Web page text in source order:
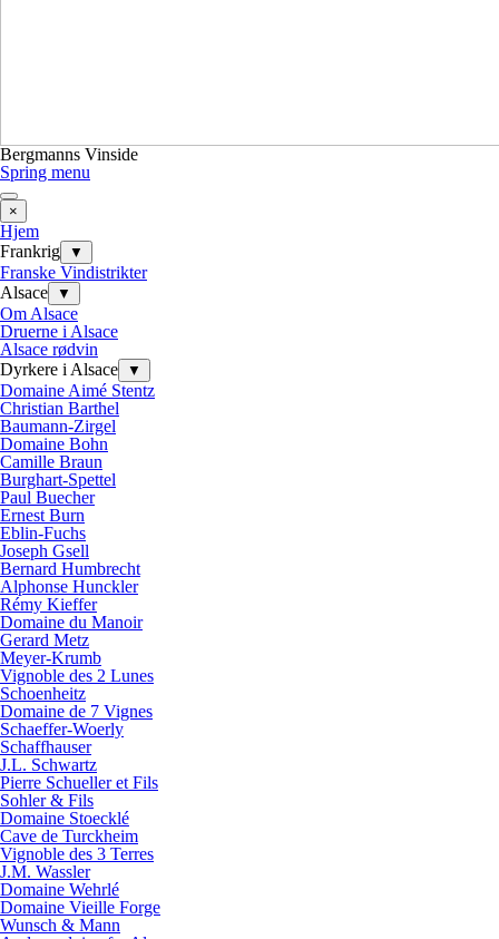
Bergmanns Vinside
Spring menu
×
Hjem
Frankrig
▼
Franske Vindistrikter
Alsace
▼
Om Alsace
Druerne i Alsace
Alsace rødvin
Dyrkere i Alsace
▼
Domaine Aimé Stentz
Christian Barthel
Baumann-Zirgel
Domaine Bohn
Camille Braun
Burghart-Spettel
Paul Buecher
Ernest Burn
Eblin-Fuchs
Joseph Gsell
Bernard Humbrecht
Alphonse Hunckler
Rémy Kieffer
Domaine du Manoir
Gerard Metz
Meyer-Krumb
Vignoble des 2 Lunes
Schoenheitz
Domaine de 7 Vignes
Schaeffer-Woerly
Schaffhauser
J.L. Schwartz
Pierre Schueller et Fils
Sohler & Fils
Domaine Stoecklé
Cave de Turckheim
Vignoble des 3 Terres
J.M. Wassler
Domaine Wehrlé
Domaine Vieille Forge
Wunsch & Mann